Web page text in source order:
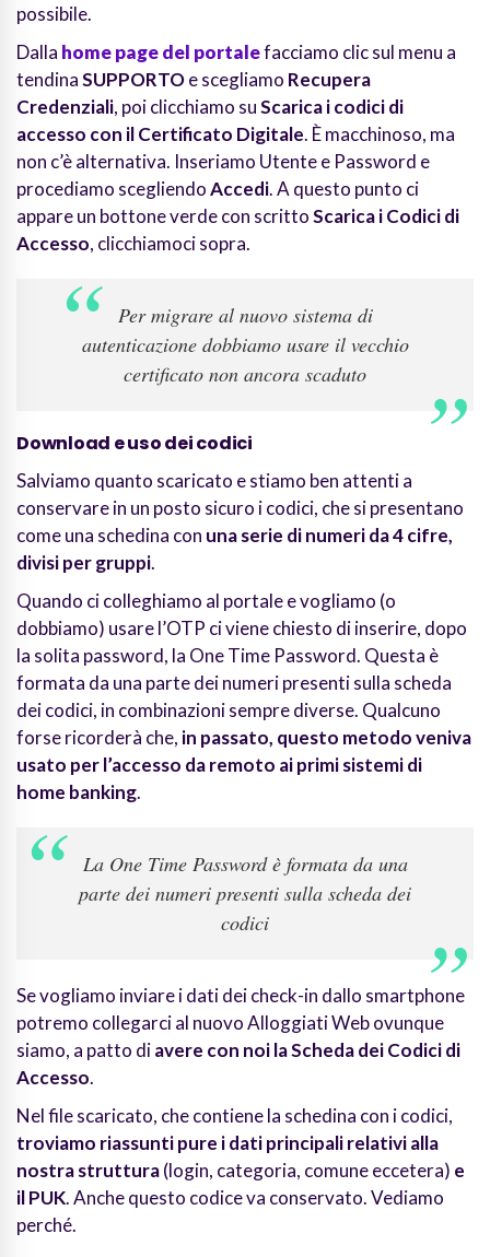
possibile.
Dalla home page del portalefacciamo clic sul menu a
tendinaSUPPORTOe scegliamo Recupera
Credenziali, poi clicchiamo suScarica i codici di
accesso con il Certificato Digitale. È macchinoso, ma
non c’è alternativa. Inseriamo Utente e Password e
procediamo scegliendoAccedi. A questo punto ci
appare un bottone verde con scrittoScarica i Codici di
Accesso, clicchiamoci sopra.
Per migrare al nuovo sistema di
autenticazione dobbiamo usare il vecchio
certificato non ancora scaduto
Download e uso dei codici
Salviamo quanto scaricato e stiamo ben attenti a
conservare in un posto sicuro i codici, che si presentano
come una schedina con una serie di numeri da 4 cifre,
divisi per gruppi.
Quando ci colleghiamo al portale e vogliamo (o
dobbiamo) usare l’OTP ci viene chiesto di inserire, dopo
la solita password, la One Time Password. Questa è
formata da una parte dei numeri presenti sulla scheda
dei codici, in combinazioni sempre diverse. Qualcuno
forse ricorderà che, in passato, questo metodo veniva
usato per l’accesso da remoto ai primi sistemi di
home banking.
La One Time Password è formata da una
parte dei numeri presenti sulla scheda dei
codici
Se vogliamo inviare i dati dei check-in dallo smartphone
potremo collegarci al nuovo Alloggiati Web ovunque
siamo, a patto diavere con noi la Scheda dei Codici di
Accesso.
Nel file scaricato, che contiene la schedina con i codici,
troviamo riassunti pure i dati principali relativi alla
nostra struttura(login, categoria, comune eccetera) e
il PUK. Anche questo codice va conservato. Vediamo
perché.